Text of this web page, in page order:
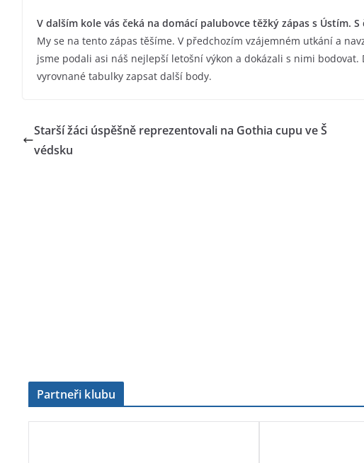
V dalším kole vás čeká na domácí palubovce těžký zápas s Ústím.
My se na tento zápas těšíme. V předchozím vzájemném utkání a
jsme podali asi náš nejlepší letošní výkon a dokázali s nimi
vyrovnané tabulky zapsat další body.
Starší žáci úspěšně reprezentovali na Gothia cupu ve Š
védsku
Partneři klubu